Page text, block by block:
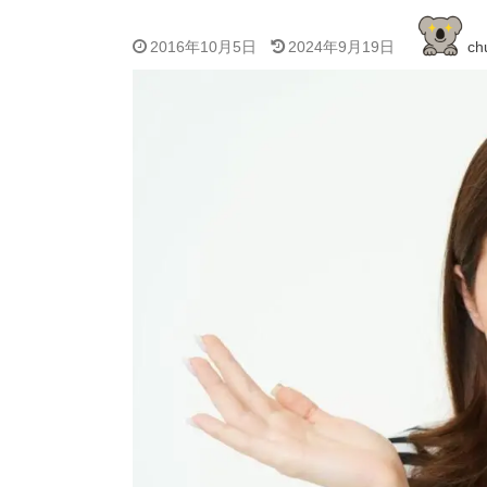
2016年10月5日 2024年9月19日